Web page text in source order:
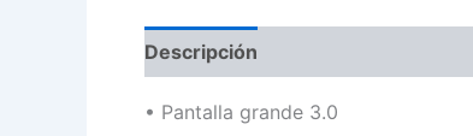
Descripción
• Pantalla grande 3.0